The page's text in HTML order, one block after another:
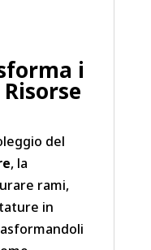
i
del
, la
rami,
in